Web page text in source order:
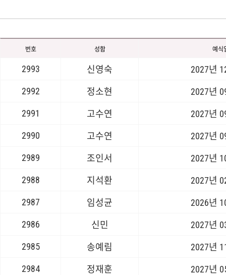
번호 성함 예식
2993 신영숙 2027년
2992 정소현 2027년
2991 고수연 2027년
2990 고수연 2027년
2989 조인서 2027년
2988 지석환 2027년
2987 임성균 2026년
2986 신민 2027년
2985 송예림 2027년
2984 정재훈 2027년